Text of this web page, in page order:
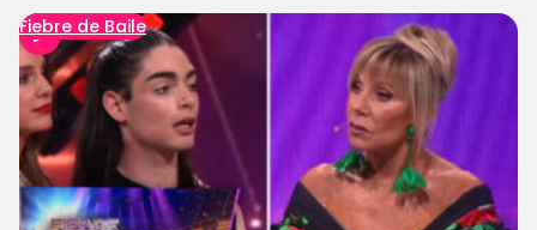
Fiebre de Baile